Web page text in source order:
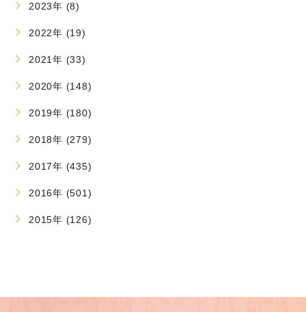
2023年 (8)
2022年 (19)
2021年 (33)
2020年 (148)
2019年 (180)
2018年 (279)
2017年 (435)
2016年 (501)
2015年 (126)